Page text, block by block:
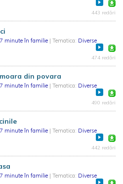
443 redări
7 minute în familie | Tematica: Diverse
474 redări
din povara
7 minute în familie | Tematica: Diverse
490 redări
7 minute în familie | Tematica: Diverse
442 redări
7 minute în familie | Tematica: Diverse